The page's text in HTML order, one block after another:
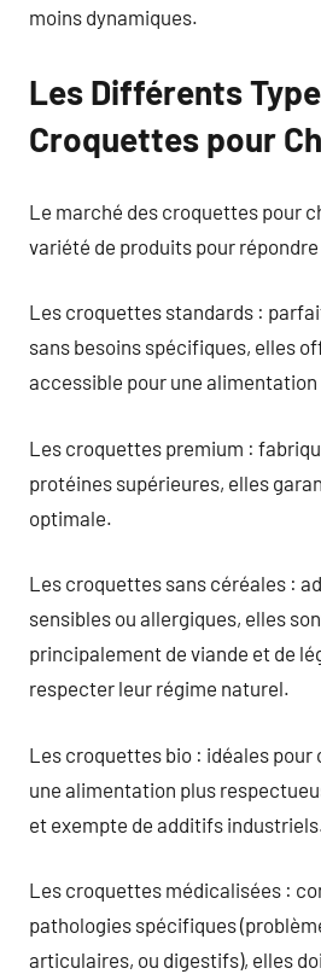
moins dynamiques.
Les Différents
Croquettes pour
Le marché des croquettes pour
variété de produits pour
Les croquettes standards :
sans besoins spécifiques, elles
accessible pour une
Les croquettes premium :
protéines supérieures, elles
optimale.
Les croquettes sans céréales :
sensibles ou allergiques, elles
principalement de viande et de
respecter leur régime naturel.
Les croquettes bio : idéales
une alimentation plus
et exempte de additifs
Les croquettes médicalisées :
pathologies spécifiques
articulaires, ou digestifs), elles